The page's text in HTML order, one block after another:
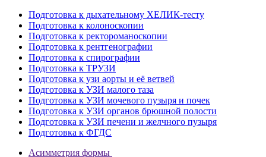
Подготовка к дыхательному ХЕЛИК-тесту
Подготовка к колоноскопии
Подготовка к ректороманоскопии
Подготовка к рентгенографии
Подготовка к спирографии
Подготовка к ТРУЗИ
Подготовка к узи аорты и её ветвей
Подготовка к УЗИ малого таза
Подготовка к УЗИ мочевого пузыря и почек
Подготовка к УЗИ органов брюшной полости
Подготовка к УЗИ печени и желчного пузыря
Подготовка к ФГДС
Асимметрия формы